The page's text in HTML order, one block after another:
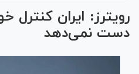
رویترز: ایران کنترل
دست نمی‌دهد